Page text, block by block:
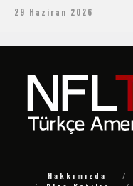
29 Haziran 2026
Hakkımızda